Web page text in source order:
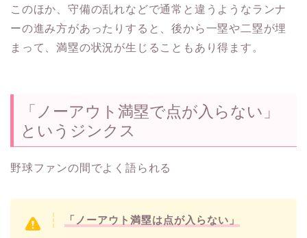
このほか、守備の乱れなどで通常と違うようなランナ
ーの進み方があったりすると、後から一塁や二塁が埋
まって、満塁の状況が生じることもあり得ます。
「ノーアウト満塁で点が入らない」
というジンクス
野球ファンの間でよく語られる
「ノーアウト満塁は点が入らない」